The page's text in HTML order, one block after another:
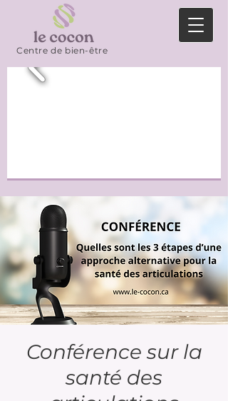
Centre de bien-être
Conférence sur la
santé des